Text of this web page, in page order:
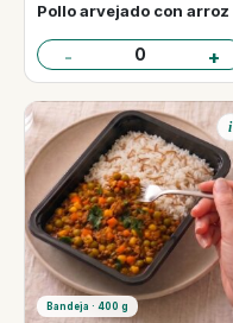
Pollo arvejado con arroz
- 0 +
Bandeja · 400 g
i